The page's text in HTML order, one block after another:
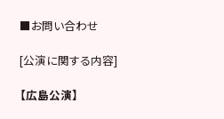
■お問い合わせ
[公演に関する内容]
【広島公演】